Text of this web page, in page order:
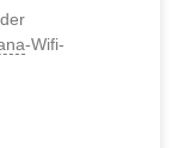
-Wifi-